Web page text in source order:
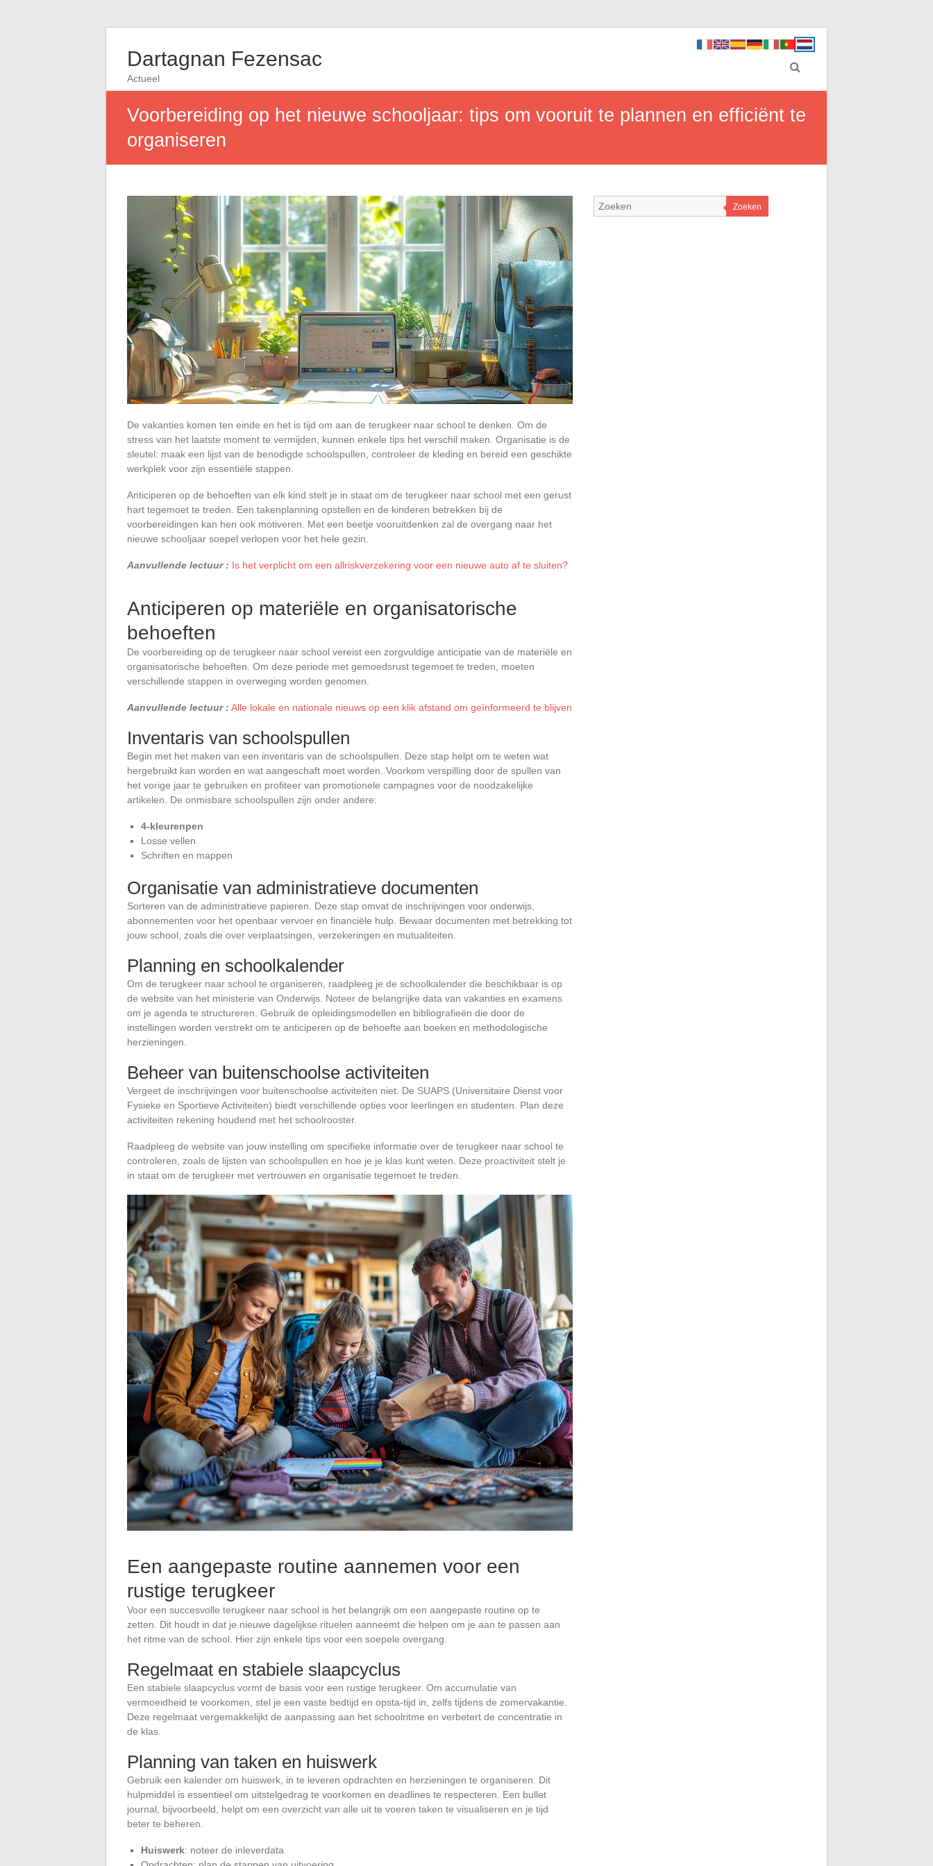
Dartagnan Fezensac
Actueel
Voorbereiding op het nieuwe schooljaar: tips om vooruit te plannen en efficiënt te
organiseren
De vakanties komen ten einde en het is tijd om aan de terugkeer naar school te denken. Om de
stress van het laatste moment te vermijden, kunnen enkele tips het verschil maken. Organisatie is de
sleutel: maak een lijst van de benodigde schoolspullen, controleer de kleding en bereid een geschikte
werkplek voor zijn essentiële stappen.
Anticiperen op de behoeften van elk kind stelt je in staat om de terugkeer naar school met een gerust
hart tegemoet te treden. Een takenplanning opstellen en de kinderen betrekken bij de
voorbereidingen kan hen ook motiveren. Met een beetje vooruitdenken zal de overgang naar het
nieuwe schooljaar soepel verlopen voor het hele gezin.
Aanvullende lectuur : Is het verplicht om een allriskverzekering voor een nieuwe auto af te sluiten?
Anticiperen op materiële en organisatorische
behoeften
De voorbereiding op de terugkeer naar school vereist een zorgvuldige anticipatie van de materiële en
organisatorische behoeften. Om deze periode met gemoedsrust tegemoet te treden, moeten
verschillende stappen in overweging worden genomen.
Aanvullende lectuur : Alle lokale en nationale nieuws op een klik afstand om geïnformeerd te blijven
Inventaris van schoolspullen
Begin met het maken van een inventaris van de schoolspullen. Deze stap helpt om te weten wat
hergebruikt kan worden en wat aangeschaft moet worden. Voorkom verspilling door de spullen van
het vorige jaar te gebruiken en profiteer van promotionele campagnes voor de noodzakelijke
artikelen. De onmisbare schoolspullen zijn onder andere:
4-kleurenpen
Losse vellen
Schriften en mappen
Organisatie van administratieve documenten
Sorteren van de administratieve papieren. Deze stap omvat de inschrijvingen voor onderwijs,
abonnementen voor het openbaar vervoer en financiële hulp. Bewaar documenten met betrekking tot
jouw school, zoals die over verplaatsingen, verzekeringen en mutualiteiten.
Planning en schoolkalender
Om de terugkeer naar school te organiseren, raadpleeg je de schoolkalender die beschikbaar is op
de website van het ministerie van Onderwijs. Noteer de belangrijke data van vakanties en examens
om je agenda te structureren. Gebruik de opleidingsmodellen en bibliografieën die door de
instellingen worden verstrekt om te anticiperen op de behoefte aan boeken en methodologische
herzieningen.
Beheer van buitenschoolse activiteiten
Vergeet de inschrijvingen voor buitenschoolse activiteiten niet. De SUAPS (Universitaire Dienst voor
Fysieke en Sportieve Activiteiten) biedt verschillende opties voor leerlingen en studenten. Plan deze
activiteiten rekening houdend met het schoolrooster.
Raadpleeg de website van jouw instelling om specifieke informatie over de terugkeer naar school te
controleren, zoals de lijsten van schoolspullen en hoe je je klas kunt weten. Deze proactiviteit stelt je
in staat om de terugkeer met vertrouwen en organisatie tegemoet te treden.
Een aangepaste routine aannemen voor een
rustige terugkeer
Voor een succesvolle terugkeer naar school is het belangrijk om een aangepaste routine op te
zetten. Dit houdt in dat je nieuwe dagelijkse rituelen aanneemt die helpen om je aan te passen aan
het ritme van de school. Hier zijn enkele tips voor een soepele overgang.
Regelmaat en stabiele slaapcyclus
Een stabiele slaapcyclus vormt de basis voor een rustige terugkeer. Om accumulatie van
vermoeidheid te voorkomen, stel je een vaste bedtijd en opsta-tijd in, zelfs tijdens de zomervakantie.
Deze regelmaat vergemakkelijkt de aanpassing aan het schoolritme en verbetert de concentratie in
de klas.
Planning van taken en huiswerk
Gebruik een kalender om huiswerk, in te leveren opdrachten en herzieningen te organiseren. Dit
hulpmiddel is essentieel om uitstelgedrag te voorkomen en deadlines te respecteren. Een bullet
journal, bijvoorbeeld, helpt om een overzicht van alle uit te voeren taken te visualiseren en je tijd
beter te beheren.
Huiswerk: noteer de inleverdata
Zoeken